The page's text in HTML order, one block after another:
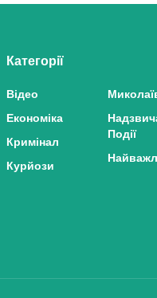
Категорії
Відео
Економіка
Кримінал
Курйози
Події